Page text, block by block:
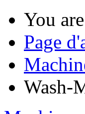
You
Page
Wash-